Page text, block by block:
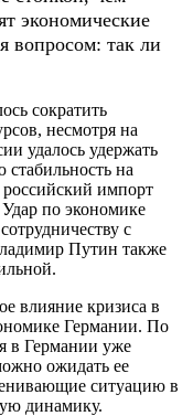
экономические
вопросом: так ли
сократить
несмотря на
удалось удержать
стабильность на
импорт
по экономике
с
Путин также
влияние кризиса в
Германии. По
в Германии уже
ожидать ее
ситуацию в
динамику.